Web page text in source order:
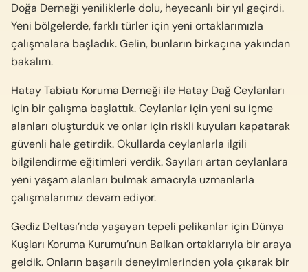
Doğa Derneği yeniliklerle dolu, heyecanlı bir yıl geçirdi.
Yeni bölgelerde, farklı türler için yeni ortaklarımızla
çalışmalara başladık. Gelin, bunların birkaçına yakından
bakalım.
Hatay Tabiatı Koruma Derneği ile Hatay Dağ Ceylanları
için bir çalışma başlattık.Ceylanlar için yeni su içme
alanları oluşturduk ve onlar için riskli kuyuları kapatarak
güvenli hale getirdik. Okullarda ceylanlarla ilgili
bilgilendirme eğitimleri verdik. Sayıları artan ceylanlara
yeni yaşam alanları bulmak amacıyla uzmanlarla
çalışmalarımız devam ediyor.
Gediz Deltası’nda yaşayan tepeli pelikanlar için Dünya
Kuşları Koruma Kurumu’nun Balkan ortaklarıyla bir araya
geldik. Onların başarılı deneyimlerinden yola çıkarak bir